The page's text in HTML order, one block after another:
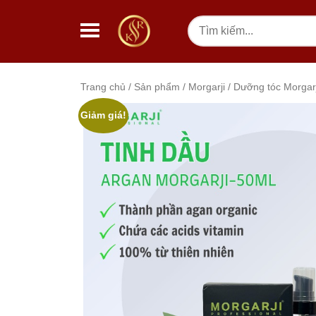
Tìm
Trang chủ / Sản phẩm / Morgarji / Dưỡng tóc
Tổng quan sản phẩm
Thư viện ảnh sản phẩm
Giảm giá!